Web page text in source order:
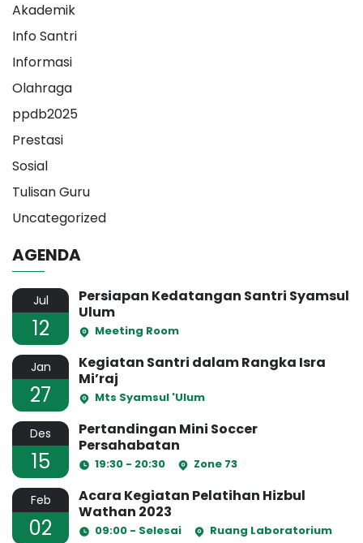
Akademik
Info Santri
Informasi
Olahraga
ppdb2025
Prestasi
Sosial
Tulisan Guru
Uncategorized
AGENDA
Jul
12
Persiapan Kedatangan Santri Syamsul
Ulum
Meeting Room
Jan
27
Kegiatan Santri dalam Rangka Isra
Mi’raj
Mts Syamsul 'Ulum
Des
15
Pertandingan Mini Soccer
Persahabatan
19:30 - 20:30 Zone 73
Feb
02
Acara Kegiatan Pelatihan Hizbul
Wathan 2023
09:00 - Selesai Ruang Laboratorium